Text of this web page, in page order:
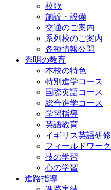
校歌
施設・設備
交通のご案内
系列校のご案内
各種情報公開
秀明の教育
本校の特色
特別進学コース
国際英語コース
総合進学コース
学習指導
英語教育
イギリス英語研修
フィールドワーク
技の学習
心の学習
進路指導